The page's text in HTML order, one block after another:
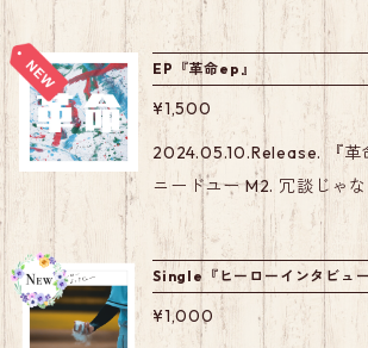
ne day M3. ピース・サイン
EP『革命ep』
¥1,500
2024.05.10.Release. 『革命ep
ニードユー M2. 冗談じゃ
ーチ M4. Life is M5. ミック
Single『ヒーローインタビュー
¥1,000